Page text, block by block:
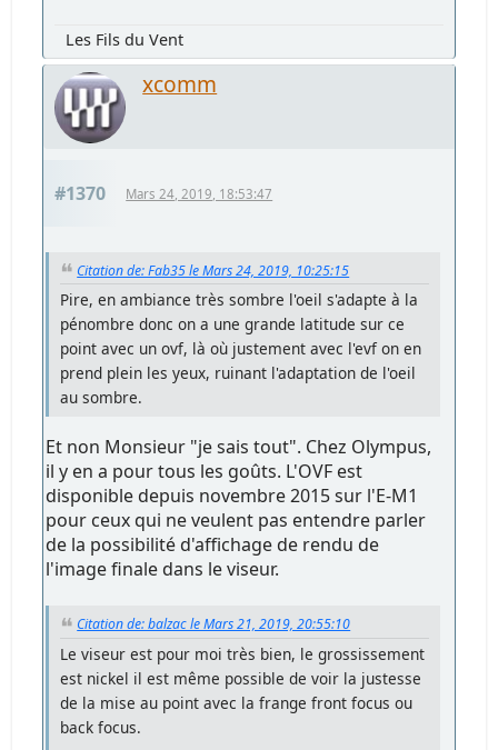
Les Fils du Vent
xcomm
#1370 Mars 24, 2019, 18:53:47
Citation de: Fab35 le Mars 24, 2019, 10:25:15
Pire, en ambiance très sombre l'oeil s'adapte à la
pénombre donc on a une grande latitude sur ce
point avec un ovf, là où justement avec l'evf on en
prend plein les yeux, ruinant l'adaptation de l'oeil
au sombre.
Et non Monsieur "je sais tout". Chez Olympus,
il y en a pour tous les goûts. L'OVF est
disponible depuis novembre 2015 sur l'E-M1
pour ceux qui ne veulent pas entendre parler
de la possibilité d'affichage de rendu de
l'image finale dans le viseur.
Citation de: balzac le Mars 21, 2019, 20:55:10
Le viseur est pour moi très bien, le grossissement
est nickel il est même possible de voir la justesse
de la mise au point avec la frange front focus ou
back focus.